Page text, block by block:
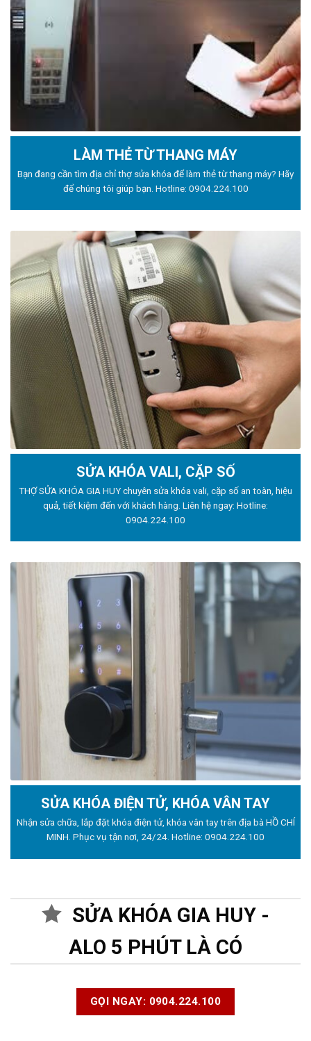
LÀM THẺ TỪ THANG MÁY
Bạn đang cần tìm địa chỉ thợ sửa khóa để làm thẻ từ thang máy? Hãy
để chúng tôi giúp bạn. Hotline: 0904.224.100
SỬA KHÓA VALI, CẶP SỐ
THỢ SỬA KHÓA GIA HUY chuyên sửa khóa vali, cặp số an toàn, hiệu
quả, tiết kiệm đến với khách hàng. Liên hệ ngay: Hotline:
0904.224.100
SỬA KHÓA ĐIỆN TỬ, KHÓA VÂN TAY
Nhận sửa chữa, lắp đặt khóa điện tử, khóa vân tay trên địa bà HỒ CHÍ
MINH. Phục vụ tận nơi, 24/24. Hotline: 0904.224.100
SỬA KHÓA GIA HUY -
ALO 5 PHÚT LÀ CÓ
GỌI NGAY: 0904.224.100